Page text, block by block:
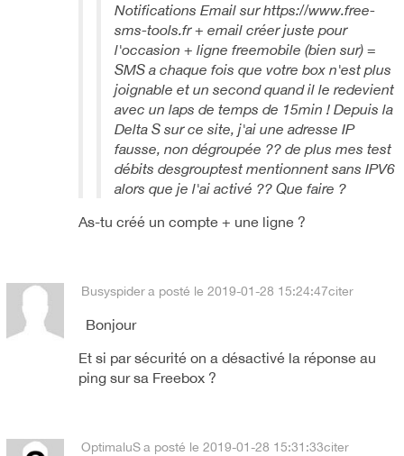
Notifications Email sur https://www.free-
sms-tools.fr + email créer juste pour
l'occasion + ligne freemobile (bien sur) =
SMS a chaque fois que votre box n'est plus
joignable et un second quand il le redevient
avec un laps de temps de 15min ! Depuis la
Delta S sur ce site, j'ai une adresse IP
fausse, non dégroupée ?? de plus mes test
débits desgrouptest mentionnent sans IPV6
alors que je l'ai activé ?? Que faire ?
As-tu créé un compte + une ligne ?
Busyspider a posté le 2019-01-28 15:24:47citer
Bonjour
Et si par sécurité on a désactivé la réponse au
ping sur sa Freebox ?
OptimaluS a posté le 2019-01-28 15:31:33citer